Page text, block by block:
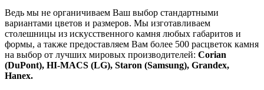
Ведь мы не органичиваем Ваш выбор стандартными
вариантами цветов и размеров. Мы изготавливаем
столешницы из искусственного камня любых габаритов и
формы, а также предоставляем Вам более 500 расцветок камня
на выбор от лучших мировых производителей: Corian
(DuPont), HI-MACS (LG), Staron (Samsung), Grandex,
Hanex.